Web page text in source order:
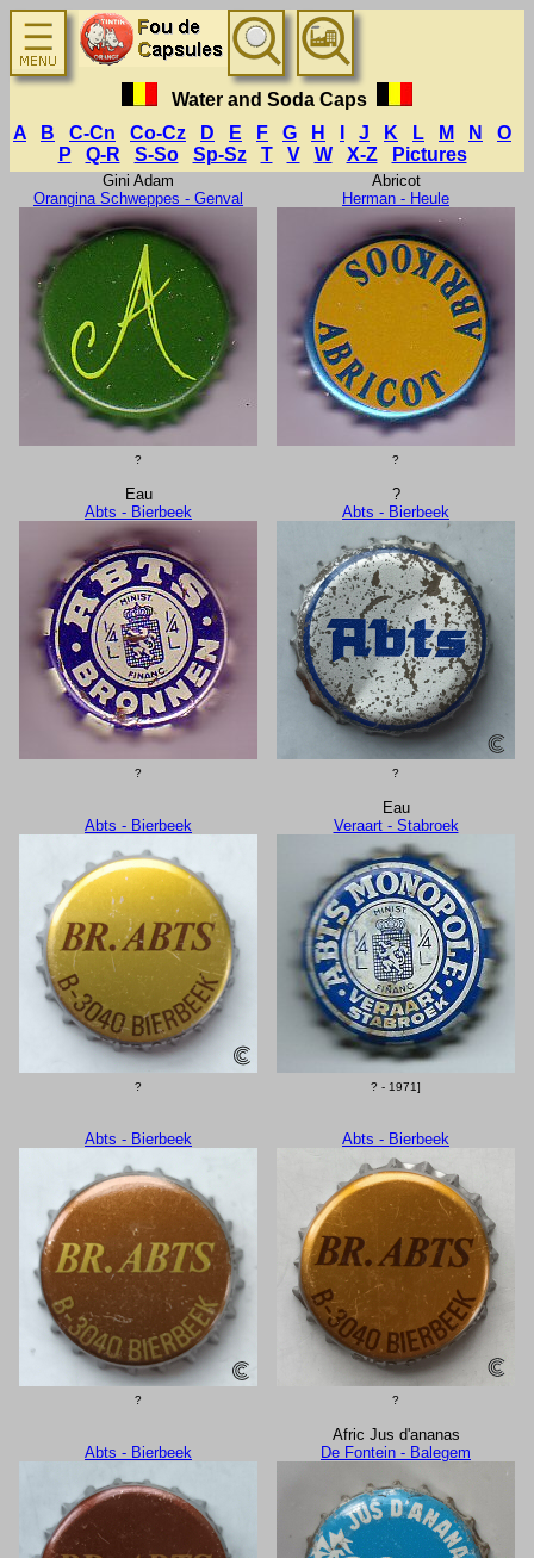
Water and Soda Caps
A
B C-Cn Co-Cz D E F G H J K L M N
O
P
Q-R S-So Sp-Sz T V W X-Z Pictures
Gini Adam
Orangina Schweppes - Genval
?
Abricot
Herman - Heule
?
Eau
Abts - Bierbeek
?
?
Abts - Bierbeek
?
Abts - Bierbeek
?
Eau
Veraart - Stabroek
? - 1971]
Abts - Bierbeek
?
Abts - Bierbeek
?
Abts - Bierbeek
Afric Jus d'ananas
De Fontein - Balegem